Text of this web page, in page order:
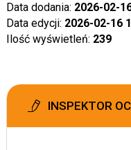
Data dodania: 2026-02-
Data edycji: 2026-02-16
Ilość wyświetleń: 239
INSPEKTOR